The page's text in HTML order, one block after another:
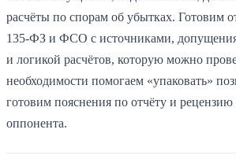
расчёты по спорам об убытках. Готовим
135-ФЗ и ФСО с источниками,
и логикой расчётов, которую можно
необходимости помогаем «упаковать»
готовим пояснения по отчёту и
оппонента.